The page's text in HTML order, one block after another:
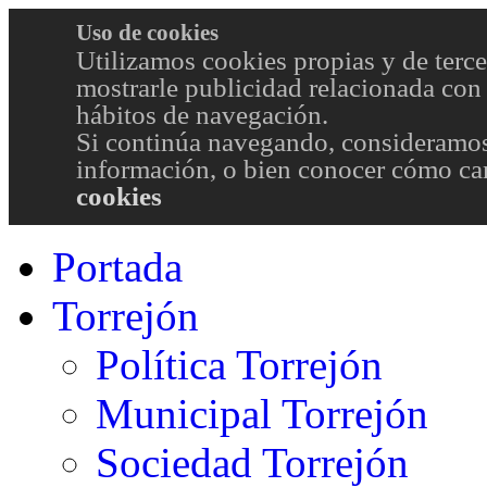
Uso de cookies
Utilizamos cookies propias y de
mostrarle publicidad relacionada
hábitos de navegación.
Si continúa navegando,
información, o bien conocer cómo
cookies
Portada
Torrejón
Política Torrejón
Municipal Torrejón
Sociedad Torrejón